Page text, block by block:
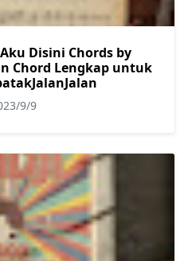
Disini Chords by
Chord Lengkap untuk
9/9